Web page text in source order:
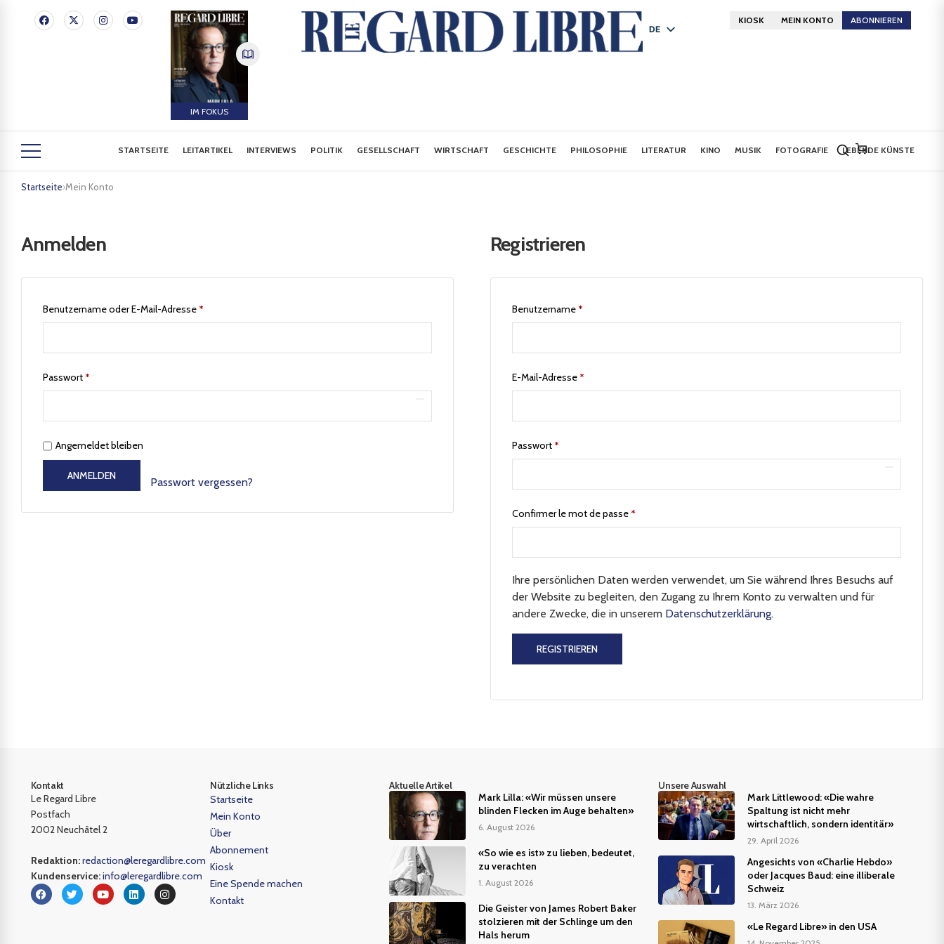
IM FOKUS
DE
KIOSK MEIN KONTO ABONNIEREN
STARTSEITE LEITARTIKEL INTERVIEWS POLITIK GESELLSCHAFT WIRTSCHAFT GESCHICHTE PHILOSOPHIE LITERATUR KINO MUSIK FOTOGRAFIE LEBENDE KÜNSTE
Startseite›Mein Konto
Anmelden
Benutzername oder E-Mail-Adresse *
Passwort *
Angemeldet bleiben
ANMELDEN Passwort vergessen?
Registrieren
Benutzername *
E-Mail-Adresse *
Passwort *
Confirmer le mot de passe *
Ihre persönlichen Daten werden verwendet, um Sie während Ihres Besuchs auf
der Website zu begleiten, den Zugang zu Ihrem Konto zu verwalten und für
andere Zwecke, die in unserem Datenschutzerklärung.
REGISTRIEREN
Kontakt
Le Regard Libre
Postfach
2002 Neuchâtel 2
Redaktion:redaction@leregardlibre.com
Kundenservice:info@leregardlibre.com
Nützliche Links
Startseite
Mein Konto
Über
Abonnement
Kiosk
Eine Spende machen
Kontakt
Aktuelle Artikel
Mark Lilla: «Wir müssen unsere
blinden Flecken im Auge behalten»
6. August 2026
«So wie es ist» zu lieben, bedeutet,
zu verachten
1. August 2026
Die Geister von James Robert Baker
stolzieren mit der Schlinge um den
Hals herum
Unsere Auswahl
Mark Littlewood: «Die wahre
Spaltung ist nicht mehr
wirtschaftlich, sondern identitär»
29. April 2026
Angesichts von «Charlie Hebdo»
oder Jacques Baud: eine illiberale
Schweiz
13. März 2026
«Le Regard Libre» in den USA